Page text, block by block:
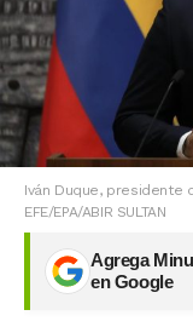
Iván Duque, presidente
EFE/EPA/ABIR SULTAN
Agrega
en Google